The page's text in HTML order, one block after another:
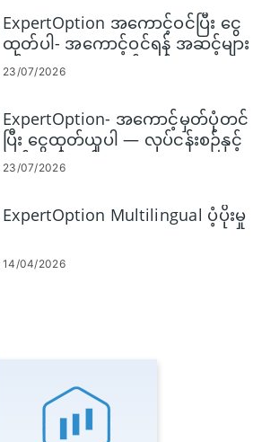
ExpertOption အကောင့်ဝင်ပြီး ငွေ
ထုတ်ပါ- အကောင့်ဝင်ရန် အဆင့်များ
နှင့် ငွေပေးချေမှုစည်းမျဉ်းများ
23/07/2026
ExpertOption- အကောင့်မှတ်ပုံတင်
ပြီး ငွေထုတ်ယူပါ — လုပ်ငန်းစဉ်နှင့်
ကန့်သတ်ချက်များ
23/07/2026
ExpertOption Multilingual ပံ့ပိုးမှု
14/04/2026